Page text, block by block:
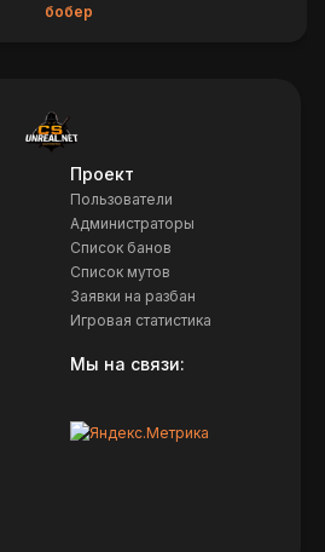
бобер
Проект
Пользователи
Администраторы
Список банов
Список мутов
Заявки на разбан
Игровая статистика
Мы на связи: